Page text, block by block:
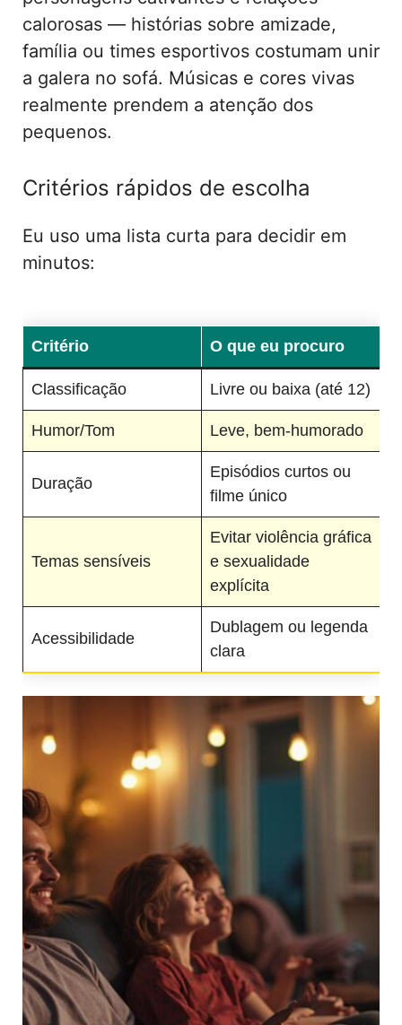
calorosas — histórias sobre amizade,
família ou times esportivos costumam unir
a galera no sofá. Músicas e cores vivas
realmente prendem a atenção dos
pequenos.
Critérios rápidos de escolha
Eu uso uma lista curta para decidir em
minutos:
Critério O que eu procuro
Classificação Livre ou baixa (até 12)
Humor/Tom Leve, bem‑humorado
Duração
Episódios curtos ou
filme único
Temas sensíveis
Evitar violência gráfica
e sexualidade
explícita
Acessibilidade
Dublagem ou legenda
clara